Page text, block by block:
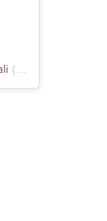
(@quieroacali) el